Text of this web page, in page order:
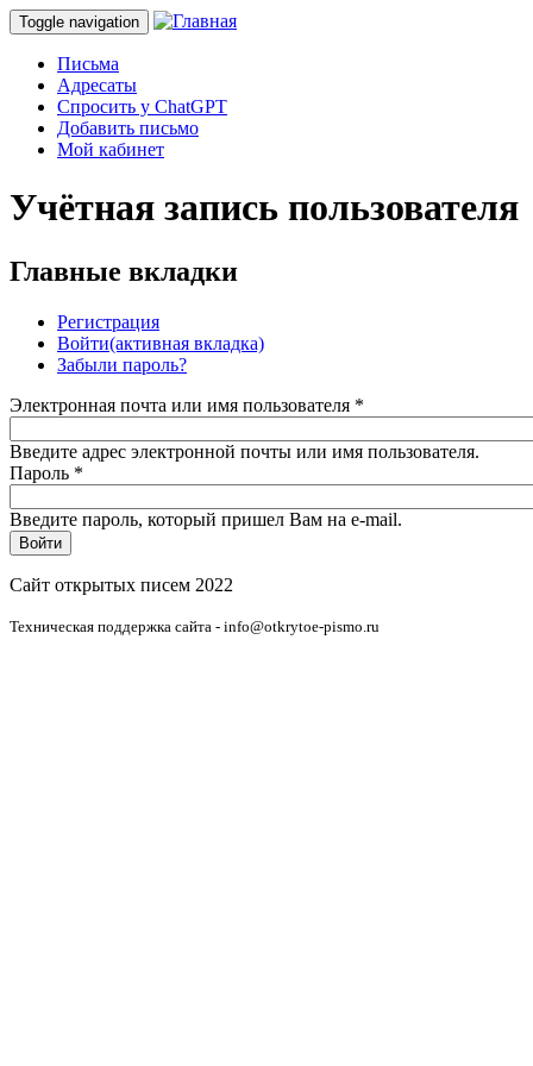
Toggle navigation
Письма
Адресаты
Спросить у ChatGPT
Добавить письмо
Мой кабинет
Учётная запись пользователя
Главные вкладки
Регистрация
Войти(активная вкладка)
Забыли пароль?
Электронная почта или имя пользователя *
Введите адрес электронной почты или имя пользователя.
Пароль *
Введите пароль, который пришел Вам на e-mail.
Сайт открытых писем 2022
Техническая поддержка сайта - info@otkrytoe-pismo.ru